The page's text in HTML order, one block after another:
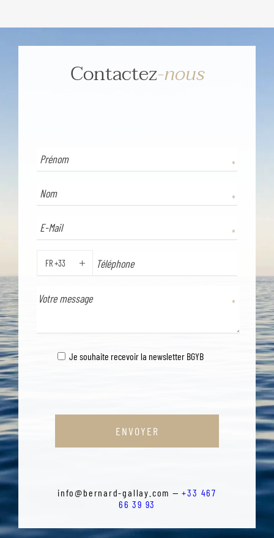
Contactez-nous
FR +33
Je souhaite recevoir la newsletter BGYB
ENVOYER
info@bernard-gallay.com —+33 467
66 39 93